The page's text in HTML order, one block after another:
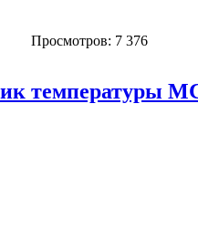
Просмотров: 7 376
температуры